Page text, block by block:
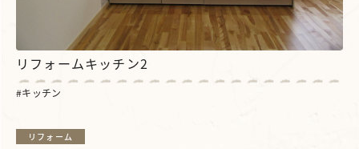
リフォームキッチン2
キッチン
リフォーム